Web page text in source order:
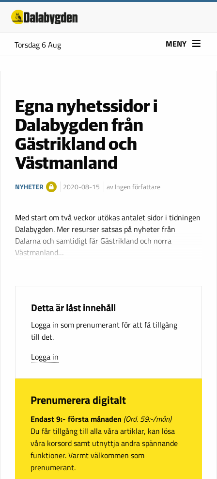
Torsdag 6 Aug MENY
Egna nyhetssidor i
Dalabygden från
Gästrikland och
Västmanland
NYHETER 2020-08-15 av Ingen författare
Med start om två veckor utökas antalet sidor i tidningen
Dalabygden. Mer resurser satsas på nyheter från
Dalarna och samtidigt får Gästrikland och norra
Västmanland…
Detta är låst innehåll
Logga in som prenumerant för att få tillgång
till det.
Logga in
Prenumerera digitalt
Endast 9:- första månaden (Ord. 59:-/mån)
Du får tillgång till alla våra artiklar, kan lösa
våra korsord samt utnyttja andra spännande
funktioner. Varmt välkommen som
prenumerant.